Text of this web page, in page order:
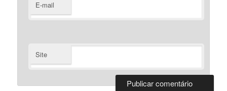
E-mail
Site